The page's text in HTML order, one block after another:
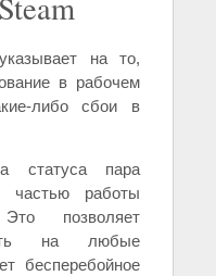
на то,
в рабочем
либо сбои в
статуса пара
частью работы
позволяет
на любые
бесперебойное